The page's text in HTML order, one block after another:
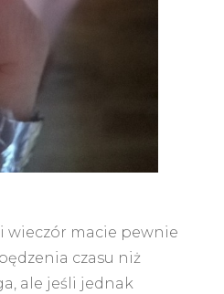
macie pewnie
czasu niż
ale jeśli jednak